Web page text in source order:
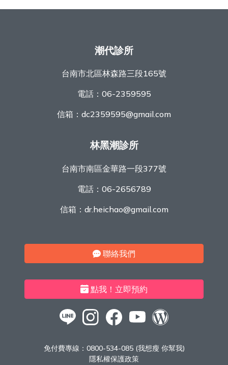
潮代診所
台南市北區林森路三段165號
電話： 06-2359595
信箱： dc2359595@gmail.com
林黑潮診所
台南市南區金華路一段377號
電話： 06-2656789
信箱： dr.heichao@gmail.com
聯絡我們
點我！立即預約
免付費專線： 0800-534-085 (我想瘦 你幫我)
隱私權保護政策